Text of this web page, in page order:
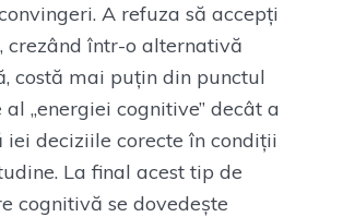
A refuza să accepți
crezând într-o alternativă
costă mai puțin din punctul
„energiei cognitive” decât a
iei deciziile corecte în condiții
La final acest tip de
cognitivă se dovedește